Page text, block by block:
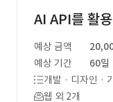
AI API를 활
예상 금액
예상 기간
60일
개발 · 디자인 ·
웹 외 2개